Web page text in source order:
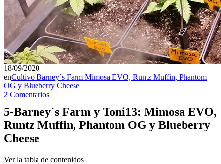
18/09/2020
enCultivo Barney´s Farm Mimosa EVO, Runtz Muffin, Phantom
OG y Blueberry Cheese
2 Comentarios
5-Barney´s Farm y Toni13: Mimosa EVO,
Runtz Muffin, Phantom OG y Blueberry
Cheese
Ver la tabla de contenidos